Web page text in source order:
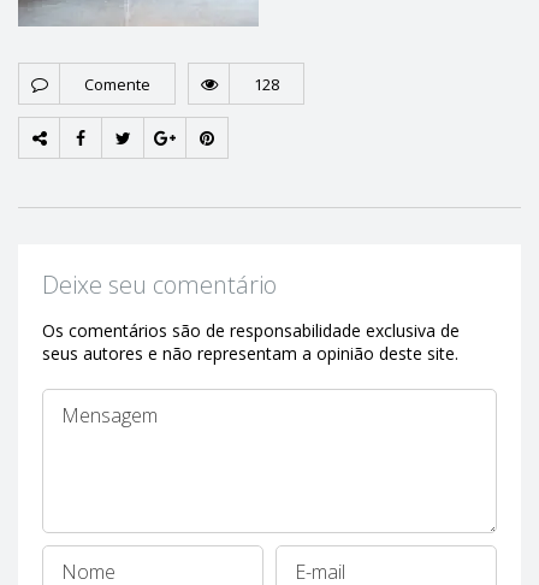
Comente 128
Deixe seu comentário
Os comentários são de responsabilidade exclusiva de
seus autores e não representam a opinião deste site.